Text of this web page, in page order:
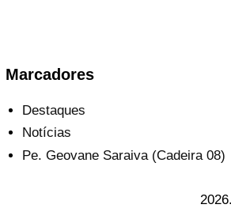
Marcadores
Destaques
Notícias
Pe. Geovane Saraiva (Cadeira 08)